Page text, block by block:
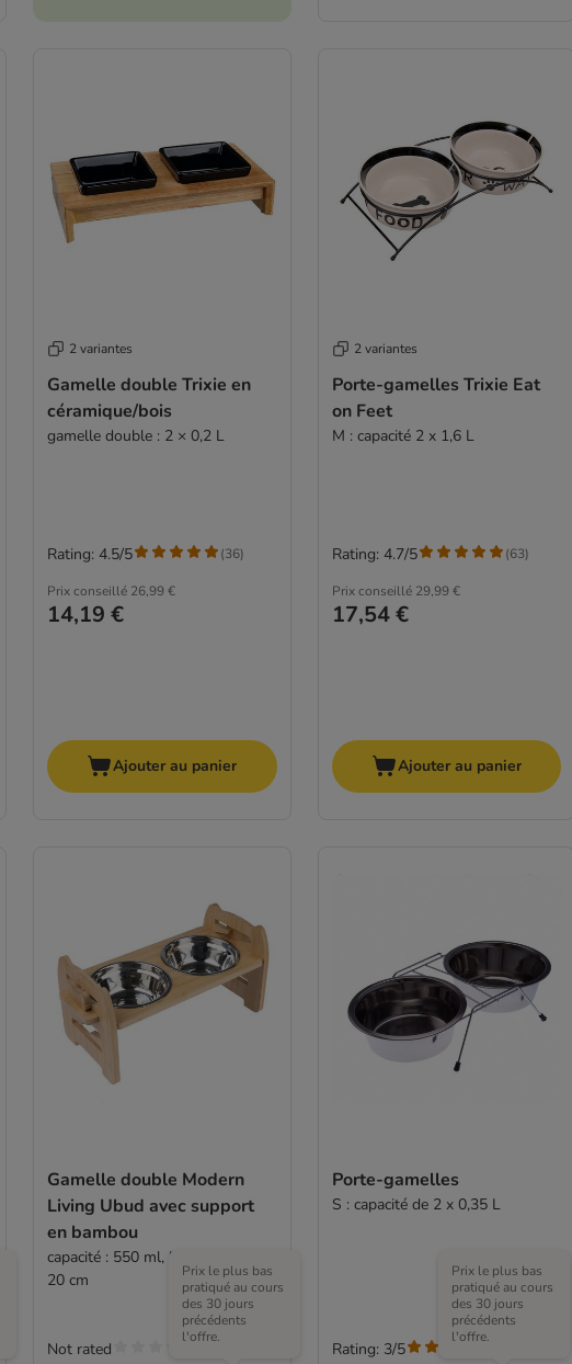
2 variantes
Gamelle double Trixie en
céramique/bois
gamelle double : 2 × 0,2 L
Prix conseillé 26,99 €
14,19 €
Rating: 4.5/5 (36)
Ajouter au panier
2 variantes
Porte-gamelles Trixie Eat
on Feet
M : capacité 2 x 1,6 L
Prix conseillé 29,99 €
17,54 €
Rating: 4.7/5 (63)
Ajouter au panier
Gamelle double Modern
Living Ubud avec support
en bambou
capacité : 550 ml, L 42 x l 19 x H
20 cm
Prix le plus bas
pratiqué au cours
des 30 jours
précédents
l'offre.
Not rated
Porte-gamelles
S : capacité de 2 x 0,35 L
Prix le plus bas
pratiqué au cours
des 30 jours
précédents
l'offre.
Rating: 3/5